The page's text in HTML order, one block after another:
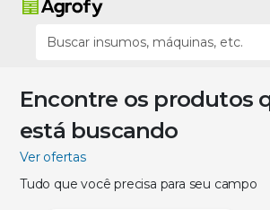
Encontre os produtos
está buscando
Ver ofertas
Tudo que você precisa para seu campo